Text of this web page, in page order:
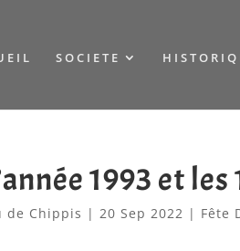
SOCIETE
1993 et
de Chippis |20 Sep 2022 | Fête